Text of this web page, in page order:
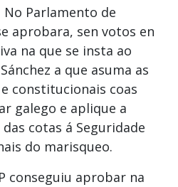
Parlamento de
aprobara, sen votos en
na que se insta ao
a que asuma as
constitucionais coas
galego e aplique a
cotas á Seguridade
do marisqueo.
conseguiu aprobar na